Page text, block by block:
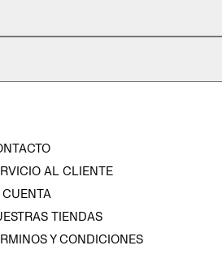
AL CLIENTE
CUENTA
TIENDAS
Y CONDICIONES